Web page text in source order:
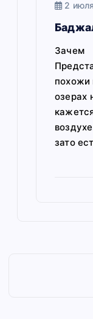
2
Зачем
похожи
озерах
зато